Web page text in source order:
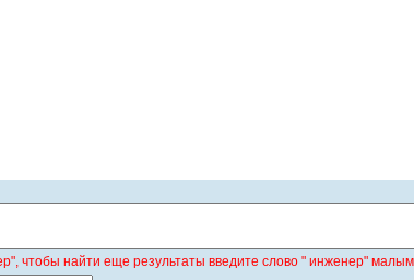
чтобы найти еще результаты введите слово " инженер"